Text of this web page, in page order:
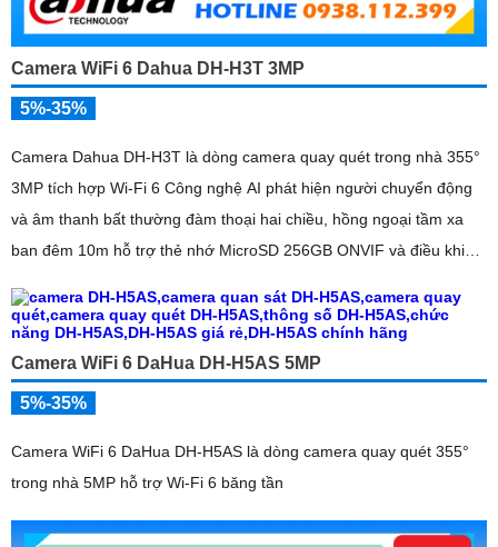
Camera WiFi 6 Dahua DH-H3T 3MP
5%-35%
Camera Dahua DH-H3T là dòng camera quay quét trong nhà 355°
3MP tích hợp Wi-Fi 6 Công nghệ AI phát hiện người chuyển động
và âm thanh bất thường đàm thoại hai chiều, hồng ngoại tầm xa
ban đêm 10m hỗ trợ thẻ nhớ MicroSD 256GB ONVIF và điều khiển
Camera WiFi 6 DaHua DH-H5AS 5MP
5%-35%
Camera WiFi 6 DaHua DH-H5AS là dòng camera quay quét 355°
trong nhà 5MP hỗ trợ Wi-Fi 6 băng tần